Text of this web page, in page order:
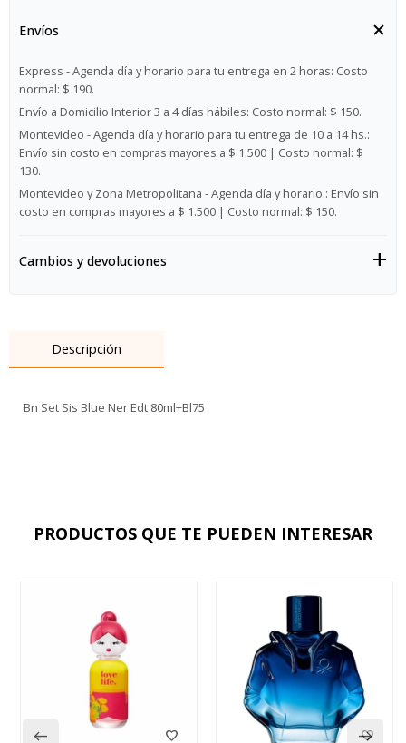
Envíos
Express - Agenda día y horario para tu entrega en 2 horas: Costo
normal: $ 190.
Envío a Domicilio Interior 3 a 4 días hábiles: Costo normal: $ 150.
Montevideo - Agenda día y horario para tu entrega de 10 a 14 hs.:
Envío sin costo en compras mayores a $ 1.500 | Costo normal: $
130.
Montevideo y Zona Metropolitana - Agenda día y horario.: Envío sin
costo en compras mayores a $ 1.500 | Costo normal: $ 150.
Cambios y devoluciones
Descripción
Bn Set Sis Blue Ner Edt 80ml+Bl75
PRODUCTOS QUE TE PUEDEN INTERESAR